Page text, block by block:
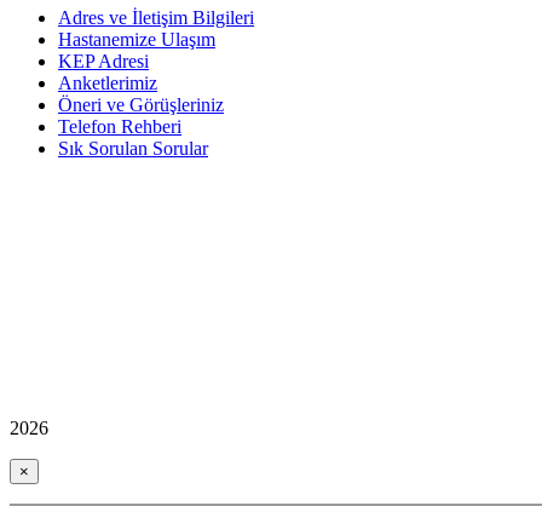
Adres ve İletişim Bilgileri
Hastanemize Ulaşım
KEP Adresi
Anketlerimiz
Öneri ve Görüşleriniz
Telefon Rehberi
Sık Sorulan Sorular
2026
×